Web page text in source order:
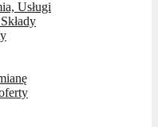
Usługi